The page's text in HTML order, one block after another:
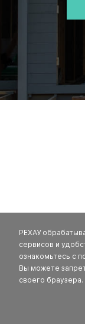
РЕХАУ
сервисов и
ознакомьтесь с
Вы можете
своего браузера.